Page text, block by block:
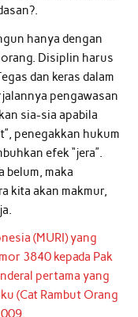
hanya dengan
Disiplin harus
dan keras dalam
pengawasan
sia-sia apabila
penegakkan hukum
efek “jera”.
belum, maka
kita akan makmur,